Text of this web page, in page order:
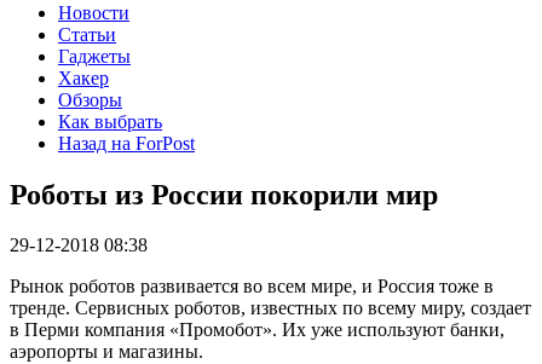
Новости
Статьи
Гаджеты
Хакер
Обзоры
Как выбрать
Назад на ForPost
Роботы из России покорили мир
29-12-2018 08:38
Рынок роботов развивается во всем мире, и Россия тоже в
тренде. Сервисных роботов, известных по всему миру, создает
в Перми компания «Промобот». Их уже используют банки,
аэропорты и магазины.